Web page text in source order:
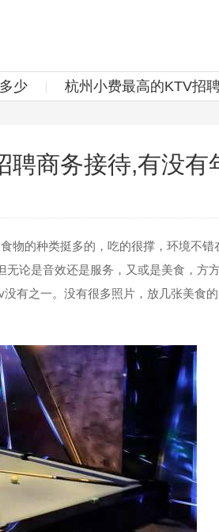
少 杭州小费最高的KTV招
商务接待,有没有
的种类挺多的，吃的很撑，环境不错
论是音效还是服务，又或是美食，方
有之一。没有很多照片，放几张美食